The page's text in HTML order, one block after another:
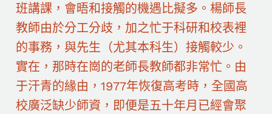
班講課，會晤和接觸的機遇比擬多。楊師長
教師由於分工分歧，加之忙于科研和校表裡
的事務，與先生（尤其本科生）接觸較少。
實在，那時在崗的老師長教師都非常忙。由
于汗青的緣由，1977年恢復高考時，全國高
校廣泛缺少師資，即便是五十年月已經會聚